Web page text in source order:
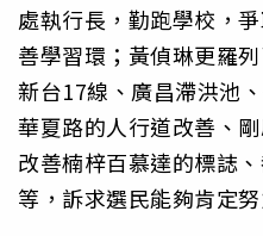
處執行長，勤跑學校，
善學習環；黃偵琳更羅
新台17線、廣昌滯洪池
華夏路的人行道改善、
改善楠梓百慕達的標誌
等，訴求選民能夠肯定